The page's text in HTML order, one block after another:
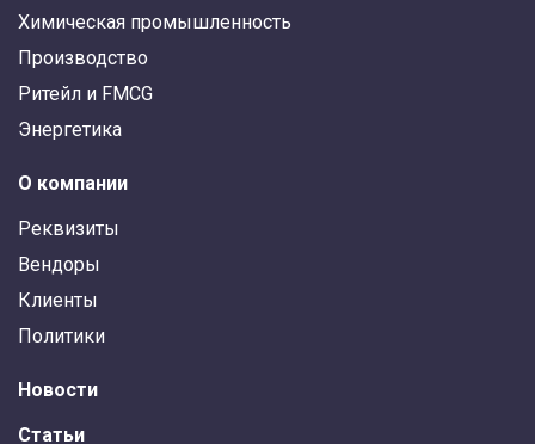
Химическая промышленность
Производство
Ритейл и FMCG
Энергетика
О компании
Реквизиты
Вендоры
Клиенты
Политики
Новости
Статьи